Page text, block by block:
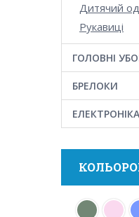
Дитячий
Рукавиці
ГОЛОВНІ
БРЕЛОКИ